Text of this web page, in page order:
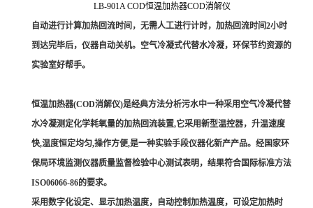
LB-901A COD恒温加热器COD消解仪
自动进行计算加热回流时间，无需人工进行计时，加热回流时间2小时
到达完毕后，仪器自动关机。空气冷凝式代替水冷凝，环保节约资源的
实验室好帮手。
恒温加热器(COD消解仪)是经典方法分析污水中一种采用空气冷凝代替
水冷凝测定化学耗氧量的加热回流装置,它采用新型温控器，升温速度
快,温度恒定均匀,操作方便,是一种实验手段仪器化新产产品。经国家环
保局环境监测仪器质量监督检验中心测试表明，结果符合国际标准方法
ISO06066-86的要求。
采用数字化设定、显示加热温度，自动控制加热温度，可设定加热时